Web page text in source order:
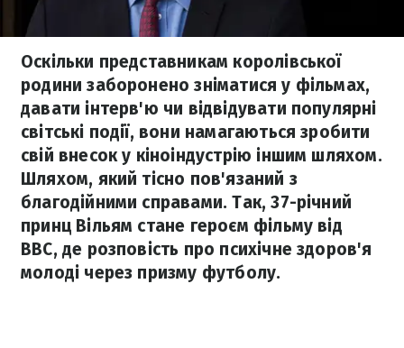
Оскільки представникам королівської
родини заборонено зніматися у фільмах,
давати інтерв'ю чи відвідувати популярні
світські події, вони намагаються зробити
свій внесок у кіноіндустрію іншим шляхом.
Шляхом, який тісно пов'язаний з
благодійними справами. Так, 37-річний
принц Вільям стане героєм фільму від
BBC, де розповість про психічне здоров'я
молоді через призму футболу.